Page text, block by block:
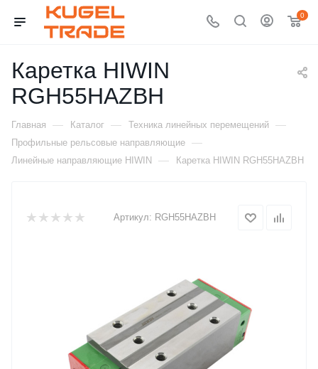
0
Каретка HIWIN
RGH55HAZBH
Главная — Каталог — Техника линейных перемещений —
Профильные рельсовые направляющие —
Линейные направляющие HIWIN — Каретка HIWIN RGH55HAZBH
Артикул: RGH55HAZBH